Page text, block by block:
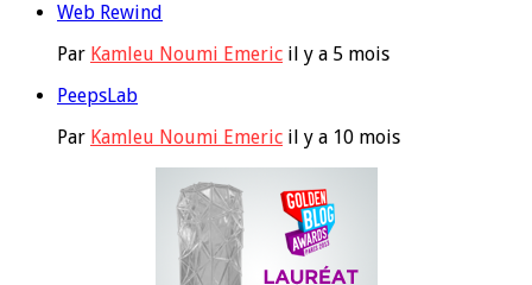
Web Rewind
Par Kamleu Noumi Emeric il y a 5 mois
PeepsLab
Par Kamleu Noumi Emeric il y a 10 mois